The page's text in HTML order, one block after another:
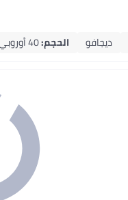
ديجافو الحجم:40 أوروبي